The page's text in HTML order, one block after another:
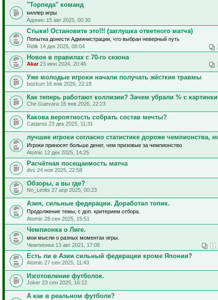
"Торпеда" команд
киллер игры
Адонис 15 авг 2025, 00:30
Стыки! Остановите это!!! (заглушка ответного матча)
Попытка донести Администрации, что выбран неверный путь
Ridik 14 дек 2025, 08:04
Новое в правилах с 70-го сезона
Akar23 июн 2024, 20:46
Уже молодые игроки начали получать жёсткие травмы
bozkurt 16 янв 2026, 22:18
Как теперь работают коллизии? Зачем убрали % с
Che Guevara 16 янв 2026, 22:23
Какова вероятность собрать состав мечты?
Carjaros 23 дек 2025, 11:31
лучшие игроки согласно статистике дороже чемпионства,
Игроки приносят больше денег, чем призовые за чемпионство
Atomic 12 дек 2025, 14:25
Расчётная посещаемость матча
dvc 24 ноя 2025, 22:58
Обзоры, а вы где?
No_Limits 27 апр 2025, 00:23
Азия, сильные федерации. Доработал топик.
Продолжение темы, с доп. критерием отбора.
Atomic 28 сен 2025, 15:51
Чемпионка о Лиге.
мои мысли о разных моментах игры.
1
Чемпионка 13 авг 2021, 17:08
Есть ли в Азии сильный федерации кроме Японии?
Atomic 27 сен 2025, 11:43
Изготовление футболок.
Joker 23 сен 2025, 16:12
А как в реальном футболе?